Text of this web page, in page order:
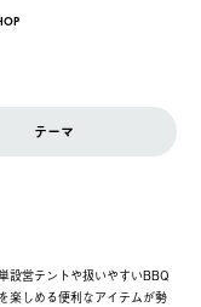
テーマ
設営テントや扱いやすいBBQ
楽しめる便利なアイテムが勢